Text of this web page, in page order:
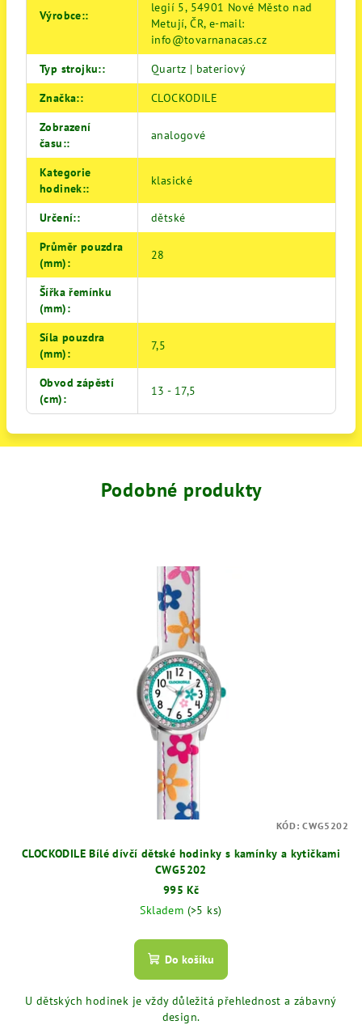
Výrobce::
legií 5, 54901 Nové Město nad
Metují, ČR, e-mail:
info@tovarnanacas.cz
Typ strojku::
Quartz | bateriový
Značka::
CLOCKODILE
Zobrazení
času::
analogové
Kategorie
hodinek::
klasické
Určení::
dětské
Průměr pouzdra
(mm):
28
Šířka řemínku
(mm):
Síla pouzdra
(mm):
7,5
Obvod zápěstí
(cm):
13 - 17,5
Podobné produkty
CLOCKODILE Bílé dívčí dětské hodinky s kamínky a kytičkami
CWG5202
995 Kč
Skladem (>5 ks)
Do košíku
U dětských hodinek je vždy důležitá přehlednost a zábavný
design.
KÓD:CWG5202